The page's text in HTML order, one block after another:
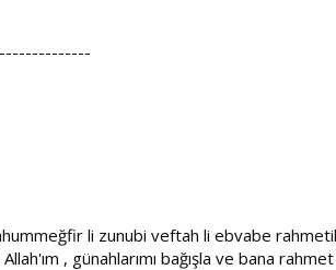
li zunubi veftah li ebvabe
, günahlarımı bağışla ve bana